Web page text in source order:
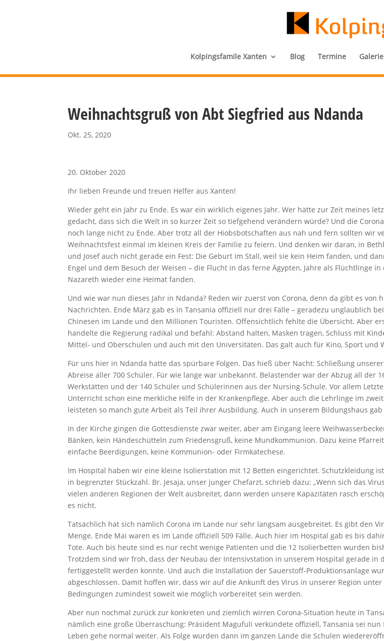
Kolpingsfamile Xanten Blog Termine
Weihnachtsgruß von Abt Siegfried aus Ndanda
Okt. 25, 2020
20. Oktober 2020
Ihr lieben Freunde und treuen Helfer aus Xanten!
Wieder geht ein Jahr zu Ende. Es war ein wirklich eigenes Jahr. Wer hätte zur Zeit meines
gedacht, dass sich die Welt in so kurzer Zeit so tiefgehend verändern würde? Und die
noch lange nicht zu Ende. Aber trotz all der Hiobsbotschaften aus nah und fern sollten wir
Weihnachtsfest einmal im kleinen Kreis der Familie zu feiern. Und denken wir daran, in
und Josef auch nicht gerade ein Fest: Die Geburt im Stall, weil sie kein Heim fanden, und
Engel und dem Besuch der Weisen – die Flucht in das ferne Ägypten, Jahre als Flüchtlinge in
Nazareth wieder eine Heimat fanden.
Und wie war nun dieses Jahr in Ndanda? Reden wir zuerst von Corona, denn da gibt es von
Nachrichten. Ende März gab es in Tansania offiziell nur drei Fälle – geradezu unglaublich
Chinesen im Lande und den Millionen Touristen. Offensichtlich fehlte die Übersicht. Aber
handelte die Regierung radikal und befahl: Abstand halten, Masken tragen, Schluss mit
Mittel- und Oberschulen und auch mit den Universitäten. Das galt auch für Kino, Sport und
Für uns hier in Ndanda hatte das spürbare Folgen. Das hieß über Nacht: Schließung
Abreise aller 700 Schüler. Für wie lange war unbekannt. Belastender war der Abzug all der
Werkstätten und der 140 Schüler und Schülerinnen aus der Nursing-Schule. Vor allem
Unterricht schon eine merkliche Hilfe in der Krankenpflege. Aber auch die Lehrlinge im
leisteten so manch gute Arbeit als Teil ihrer Ausbildung. Auch in unserem Bildungshaus
In der Kirche gingen die Gottesdienste zwar weiter, aber am Eingang leere
Bänken, kein Händeschütteln zum Friedensgruß, keine Mundkommunion. Dazu keine
einfache Beerdigungen, keine Kommunion- oder Firmkatechese.
Im Hospital haben wir eine kleine Isolierstation mit 12 Betten eingerichtet. Schutzkleidung
in begrenzter Stückzahl. Br. Jesaja, unser junger Chefarzt, schrieb dazu: „Wenn sich das
vielen anderen Regionen der Welt ausbreitet, dann werden unsere Kapazitäten rasch
es nicht.
Tatsächlich hat sich nämlich Corona im Lande nur sehr langsam ausgebreitet. Es gibt den
Menge. Ende Mai waren es im Lande offiziell 509 Fälle. Auch hier im Hospital gab es bis
Tote. Auch bis heute sind es nur recht wenige Patienten und die 12 Isolierbetten wurden
Trotzdem sind wir froh, dass der Neubau der Intensivstation in unserem Hospital gerade in
fertiggestellt werden konnte. Und auch die Installation der Sauerstoff-Produktionsanlage
abgeschlossen. Damit hoffen wir, dass wir auf die Ankunft des Virus in unserer Region unter
Bedingungen zumindest soweit wie möglich vorbereitet sein werden.
Aber nun nochmal zurück zur konkreten und ziemlich wirren Corona-Situation heute in
nämlich eine große Überraschung: Präsident Magufuli verkündete offiziell, Tansania sei nun
Leben gehe normal weiter. Als Folge wurden dann im ganzen Lande die Schulen